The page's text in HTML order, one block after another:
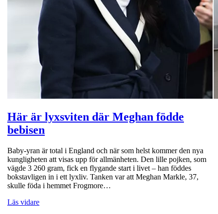
Här är lyxsviten där Meghan födde
bebisen
Baby-yran är total i England och när som helst kommer den nya
kungligheten att visas upp för allmänheten. Den lille pojken, som
vägde 3 260 gram, fick en flygande start i livet – han föddes
bokstavligen in i ett lyxliv. Tanken var att Meghan Markle, 37,
skulle föda i hemmet Frogmore…
Läs vidare